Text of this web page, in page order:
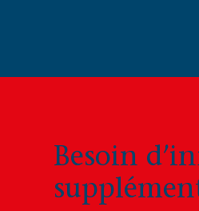
Besoin